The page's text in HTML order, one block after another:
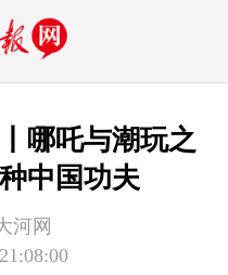
哪吒与潮玩之
中国功夫
河网